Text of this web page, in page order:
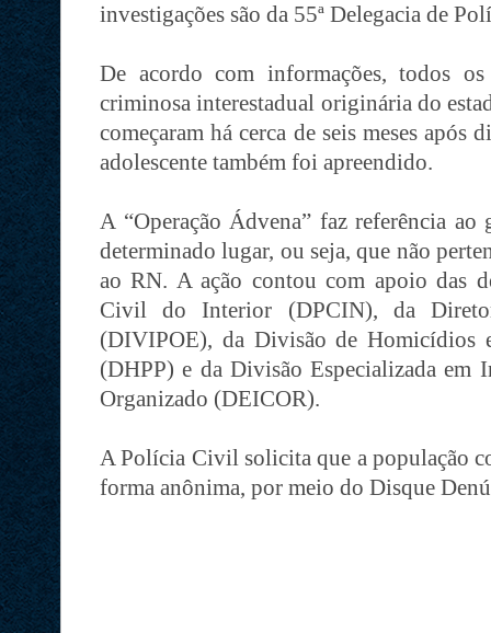
investigações são da 55ª Delegacia de
De acordo com informações, todos
criminosa interestadual originária do
começaram há cerca de seis meses após
adolescente também foi apreendido.
A “Operação Ádvena” faz referência
determinado lugar, ou seja, que não
ao RN. A ação contou com apoio das
Civil do Interior (DPCIN), da
(DIVIPOE), da Divisão de Homicídios
(DHPP) e da Divisão Especializada em
Organizado (DEICOR).
A Polícia Civil solicita que a população
forma anônima, por meio do Disque